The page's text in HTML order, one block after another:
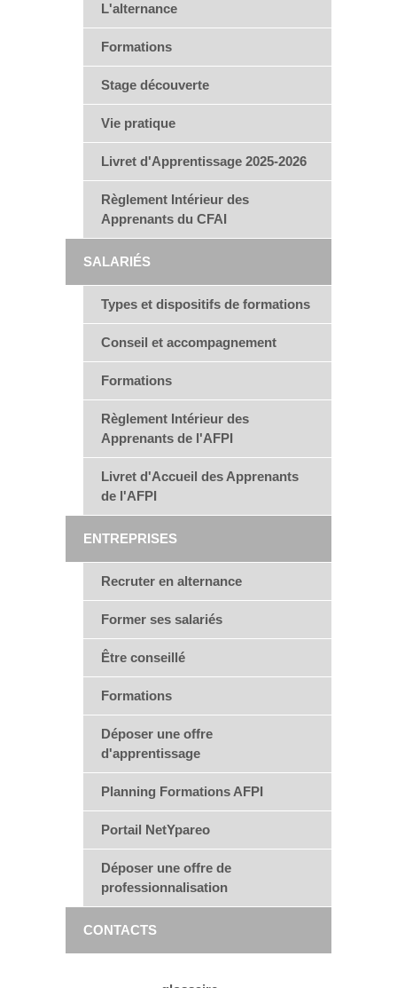
L'alternance
Formations
Stage découverte
Vie pratique
Livret d'Apprentissage 2025-2026
Règlement Intérieur des
Apprenants du CFAI
SALARIÉS
Types et dispositifs de formations
Conseil et accompagnement
Formations
Règlement Intérieur des
Apprenants de l'AFPI
Livret d'Accueil des Apprenants
de l'AFPI
ENTREPRISES
Recruter en alternance
Former ses salariés
Être conseillé
Formations
Déposer une offre
d'apprentissage
Planning Formations AFPI
Portail NetYpareo
Déposer une offre de
professionnalisation
CONTACTS